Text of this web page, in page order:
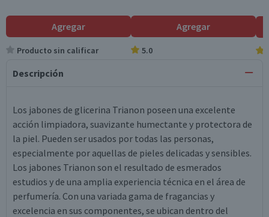
Agregar
Producto sin calificar
Agregar
5.0
Descripción
Los jabones de glicerina Trianon poseen una excelente
acción limpiadora, suavizante humectante y protectora de
la piel. Pueden ser usados por todas las personas,
especialmente por aquellas de pieles delicadas y sensibles.
Los jabones Trianon son el resultado de esmerados
estudios y de una amplia experiencia técnica en el área de
perfumería. Con una variada gama de fragancias y
excelencia en sus componentes, se ubican dentro del